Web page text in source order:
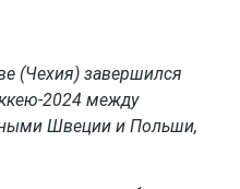
(Чехия) завершился
2024 между
Швеции и Польши,